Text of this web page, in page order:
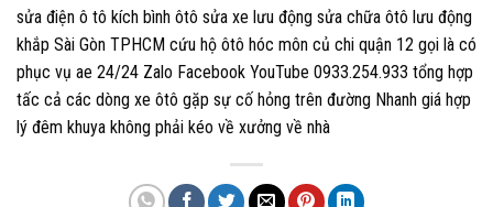
sửa điện ô tô kích bình ôtô sửa xe lưu động sửa chữa ôtô lưu động
khắp Sài Gòn TPHCM cứu hộ ôtô hóc môn củ chi quận 12 gọi là có
phục vụ ae 24/24 Zalo Facebook YouTube 0933.254.933 tổng hợp
tấc cả các dòng xe ôtô gặp sự cố hỏng trên đường Nhanh giá hợp
lý đêm khuya không phải kéo về xưởng về nhà